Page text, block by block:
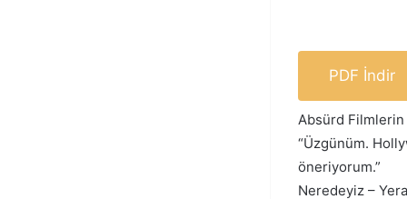
PDF İndir
Absürd Filmlerin
“Üzgünüm.
öneriyorum.”
Neredeyiz –